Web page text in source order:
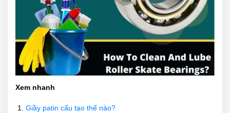
Xem nhanh
Giầy patin cấu tạo thế nào?